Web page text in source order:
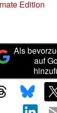
Edition
Als
auf